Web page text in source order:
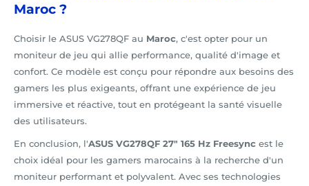
Maroc ?
Choisir le ASUS VG278QF au Maroc, c'est opter pour un
moniteur de jeu qui allie performance, qualité d'image et
confort. Ce modèle est conçu pour répondre aux besoins des
gamers les plus exigeants, offrant une expérience de jeu
immersive et réactive, tout en protégeant la santé visuelle
des utilisateurs.
En conclusion, l'ASUS VG278QF 27" 165 Hz Freesync est le
choix idéal pour les gamers marocains à la recherche d'un
moniteur performant et polyvalent. Avec ses technologies